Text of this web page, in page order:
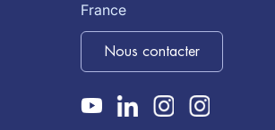
France
Nous contacter